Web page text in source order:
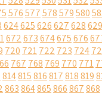
576577578579580
624625626627628629
672673674675676
720 721722 723 724
767 768 769 770 771
814815816817818819
863864865866867868